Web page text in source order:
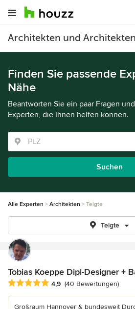
Architekten und
Finden Sie passende
Nähe
Beantworten Sie ein paar Fragen
Experten, die Ihnen helfen können.
Suchen
Alle Experten Architekten Telgte
Telgte
Tobias Koeppe Dipl-Designer +
Durchschnittliche Bewertung: 4.9 von
4,9 (40 Bewertungen)
Großraum Hannover & bundesweit